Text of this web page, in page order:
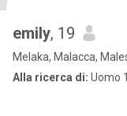
emily, 19
Melaka, Malacca,
Alla ricerca di: Uomo